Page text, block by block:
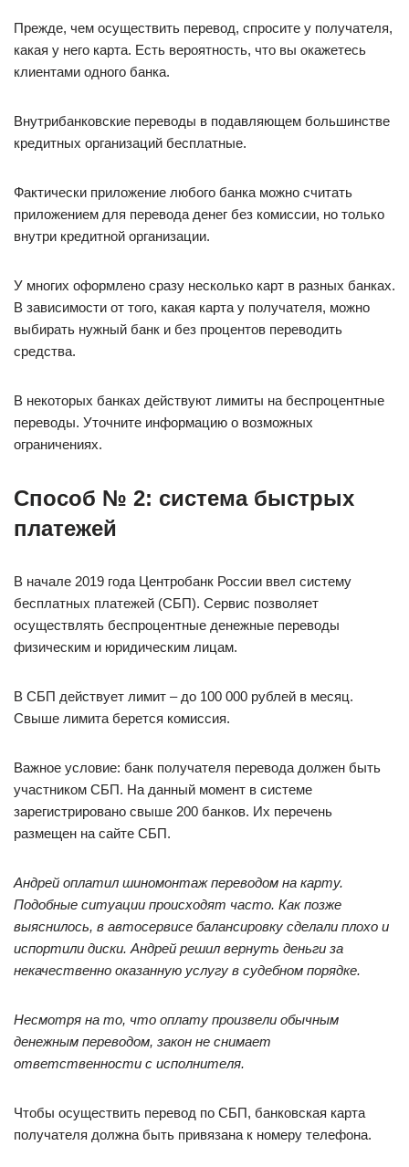
Прежде, чем осуществить перевод, спросите у получателя,
какая у него карта. Есть вероятность, что вы окажетесь
клиентами одного банка.
Внутрибанковские переводы в подавляющем большинстве
кредитных организаций бесплатные.
Фактически приложение любого банка можно считать
приложением для перевода денег без комиссии, но только
внутри кредитной организации.
У многих оформлено сразу несколько карт в разных банках.
В зависимости от того, какая карта у получателя, можно
выбирать нужный банк и без процентов переводить
средства.
В некоторых банках действуют лимиты на беспроцентные
переводы. Уточните информацию о возможных
ограничениях.
Способ № 2: система быстрых
платежей
В начале 2019 года Центробанк России ввел систему
бесплатных платежей (СБП). Сервис позволяет
осуществлять беспроцентные денежные переводы
физическим и юридическим лицам.
В СБП действует лимит – до 100 000 рублей в месяц.
Свыше лимита берется комиссия.
Важное условие: банк получателя перевода должен быть
участником СБП. На данный момент в системе
зарегистрировано свыше 200 банков. Их перечень
размещен на сайте СБП.
Андрей оплатил шиномонтаж переводом на карту.
Подобные ситуации происходят часто. Как позже
выяснилось, в автосервисе балансировку сделали плохо и
испортили диски. Андрей решил вернуть деньги за
некачественно оказанную услугу в судебном порядке.
Несмотря на то, что оплату произвели обычным
денежным переводом, закон не снимает
ответственности с исполнителя.
Чтобы осуществить перевод по СБП, банковская карта
получателя должна быть привязана к номеру телефона.